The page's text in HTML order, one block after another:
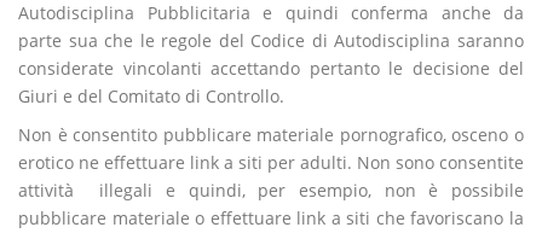
Autodisciplina Pubblicitaria e quindi conferma anche da
parte sua che le regole del Codice di Autodisciplina saranno
considerate vincolanti accettando pertanto le decisione del
Giuri e del Comitato di Controllo.
Non è consentito pubblicare materiale pornografico, osceno o
erotico ne effettuare link a siti per adulti. Non sono consentite
attività illegali e quindi, per esempio, non è possibile
pubblicare materiale o effettuare link a siti che favoriscano la